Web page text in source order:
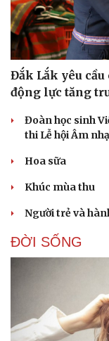
Đắk Lắk yêu
động lực tăng
Đoàn học sinh
thi Lễ hội Âm
Hoa sữa
Khúc mùa thu
Người trẻ và
ĐỜI SỐNG